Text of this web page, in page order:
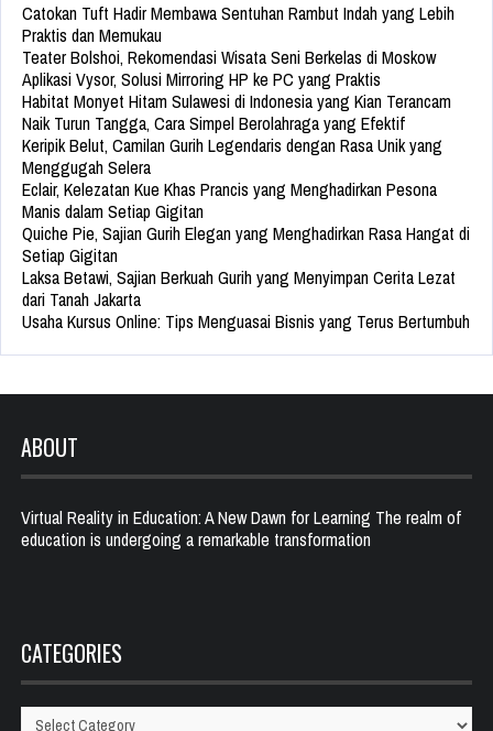
Catokan Tuft Hadir Membawa Sentuhan Rambut Indah yang Lebih
Praktis dan Memukau
Teater Bolshoi, Rekomendasi Wisata Seni Berkelas di Moskow
Aplikasi Vysor, Solusi Mirroring HP ke PC yang Praktis
Habitat Monyet Hitam Sulawesi di Indonesia yang Kian Terancam
Naik Turun Tangga, Cara Simpel Berolahraga yang Efektif
Keripik Belut, Camilan Gurih Legendaris dengan Rasa Unik yang
Menggugah Selera
Eclair, Kelezatan Kue Khas Prancis yang Menghadirkan Pesona
Manis dalam Setiap Gigitan
Quiche Pie, Sajian Gurih Elegan yang Menghadirkan Rasa Hangat di
Setiap Gigitan
Laksa Betawi, Sajian Berkuah Gurih yang Menyimpan Cerita Lezat
dari Tanah Jakarta
Usaha Kursus Online: Tips Menguasai Bisnis yang Terus Bertumbuh
ABOUT
Virtual Reality in Education: A New Dawn for Learning The realm of
education is undergoing a remarkable transformation
CATEGORIES